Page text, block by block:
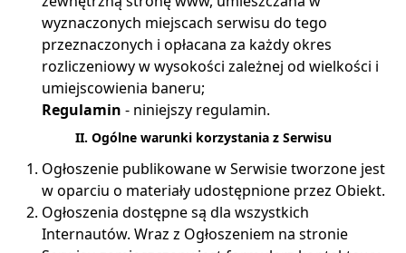
wyznaczonych miejscach serwisu do tego
przeznaczonych i opłacana za każdy okres
rozliczeniowy w wysokości zależnej od wielkości i
umiejscowienia baneru;
Regulamin - niniejszy regulamin.
II. Ogólne warunki korzystania z Serwisu
Ogłoszenie publikowane w Serwisie tworzone jest
w oparciu o materiały udostępnione przez Obiekt.
Ogłoszenia dostępne są dla wszystkich
Internautów. Wraz z Ogłoszeniem na stronie